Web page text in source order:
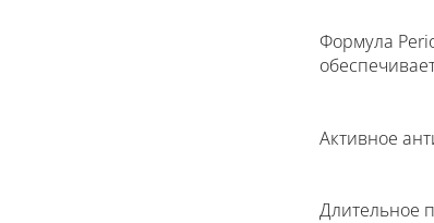
Формула
Активное
Длительное